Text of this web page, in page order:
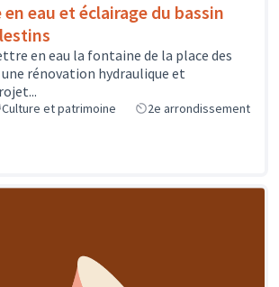
en eau et éclairage du bassin
en eau la fontaine de la place des
rénovation hydraulique et
Culture et patrimoine
2e arrondissement